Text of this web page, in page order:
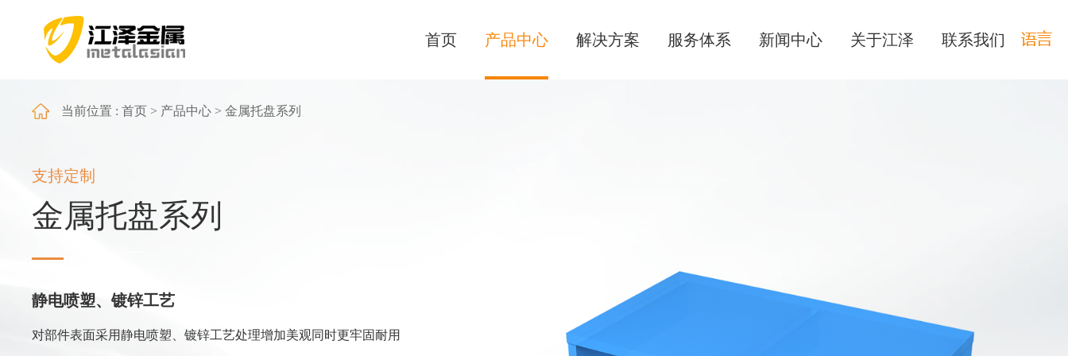
首页 产品中心 解决方案 服务体系 新闻中心 关于江泽 联系我们
当前位置 : 首页 > 产品中心 > 金属托盘系列
支持定制
金属托盘系列
静电喷塑、镀锌工艺
对部件表面采用静电喷塑、镀锌工艺处理增加美观同时更牢固耐用